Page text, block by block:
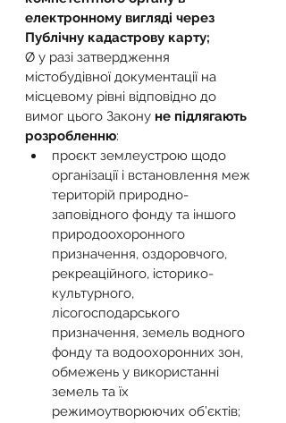
електронному вигляді через
Публічну кадастрову карту;
Ø у разі затвердження
містобудівної документації на
місцевому рівні відповідно до
вимог цього Закону не підлягають
розробленню:
проєкт землеустрою щодо
організації і встановлення меж
територій природно-
заповідного фонду та іншого
природоохоронного
призначення, оздоровчого,
рекреаційного, історико-
культурного,
лісогосподарського
призначення, земель водного
фонду та водоохоронних зон,
обмежень у використанні
земель та їх
режимоутворюючих об’єктів;